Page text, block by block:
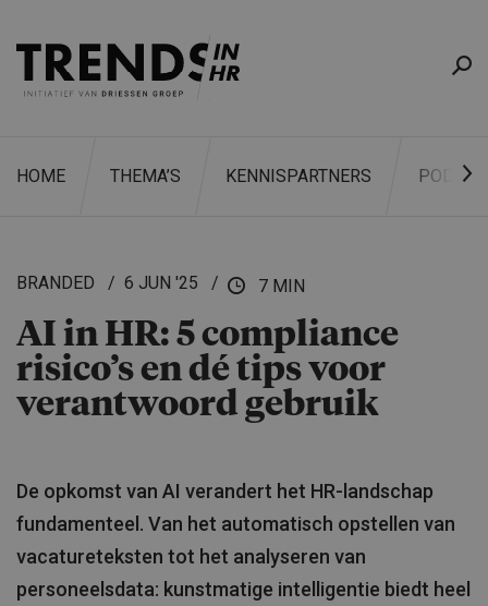
HOME THEMA’S KENNISPARTNERS
ZOEKEN
BRANDED 6 JUN '25 7 MIN
AI in HR: 5 compliance
risico’s en dé tips voor
verantwoord gebruik
De opkomst van AI verandert het HR-landschap
fundamenteel. Van het automatisch opstellen van
vacatureteksten tot het analyseren van
personeelsdata: kunstmatige intelligentie biedt heel